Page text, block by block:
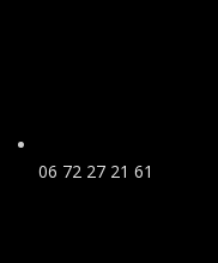
06 72 27 21 61